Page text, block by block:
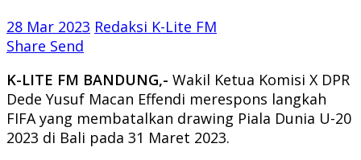
28 Mar 2023 Redaksi K-Lite FM
Share Send
K-LITE FM BANDUNG,- Wakil Ketua Komisi X DPR
Dede Yusuf Macan Effendi merespons langkah
FIFA yang membatalkan drawing Piala Dunia U-20
2023 di Bali pada 31 Maret 2023.